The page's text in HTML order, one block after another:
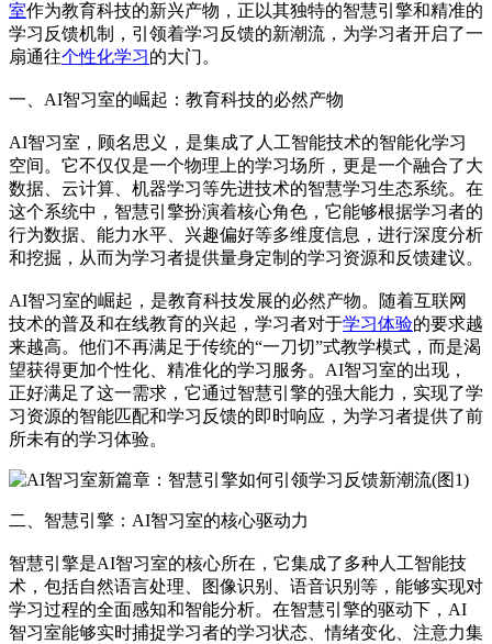
室作为教育科技的新兴产物，正以其独特的智慧引擎和精准的
学习反馈机制，引领着学习反馈的新潮流，为学习者开启了一
扇通往个性化学习的大门。
一、AI智习室的崛起：教育科技的必然产物
AI智习室，顾名思义，是集成了人工智能技术的智能化学习
空间。它不仅仅是一个物理上的学习场所，更是一个融合了大
数据、云计算、机器学习等先进技术的智慧学习生态系统。在
这个系统中，智慧引擎扮演着核心角色，它能够根据学习者的
行为数据、能力水平、兴趣偏好等多维度信息，进行深度分析
和挖掘，从而为学习者提供量身定制的学习资源和反馈建议。
AI智习室的崛起，是教育科技发展的必然产物。随着互联网
技术的普及和在线教育的兴起，学习者对于学习体验的要求越
来越高。他们不再满足于传统的“一刀切”式教学模式，而是渴
望获得更加个性化、精准化的学习服务。AI智习室的出现，
正好满足了这一需求，它通过智慧引擎的强大能力，实现了学
习资源的智能匹配和学习反馈的即时响应，为学习者提供了前
所未有的学习体验。
二、智慧引擎：AI智习室的核心驱动力
智慧引擎是AI智习室的核心所在，它集成了多种人工智能技
术，包括自然语言处理、图像识别、语音识别等，能够实现对
学习过程的全面感知和智能分析。在智慧引擎的驱动下，AI
智习室能够实时捕捉学习者的学习状态、情绪变化、注意力集